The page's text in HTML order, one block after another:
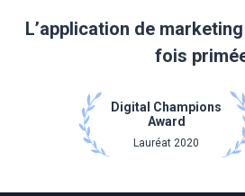
L’application de
fois
Digital Champions
Award
Lauréat 2020